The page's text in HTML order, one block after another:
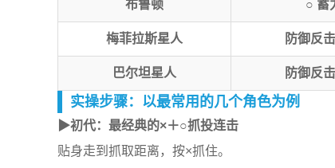
布鲁顿 ○ 蓄
梅菲拉斯星人 防御反
巴尔坦星人 防御反
实操步骤：以最常用的几个角色为例
▶初代：最经典的×＋○抓投连击
贴身走到抓取距离，按×抓住。